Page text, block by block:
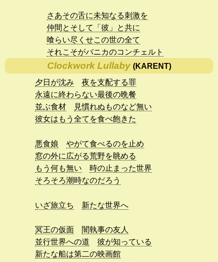
さあその舌に未知なる刺激を
仲間とそして「彼」と共に
喰らい尽くせこの世の全て
それこそがバニカのコンチェルト
Clockwork Lullaby (KARENT)
夕日が沈み
夜を支配する罪
永遠に終わらない最後の晩餐
並ぶ食材
見慣れぬものなど無い
彼女はもう全てを食べ飽きた
悪食娘
やがて食べるのを止め
窓の外に広がる荒野を眺める
もう何も無い
時の止まった世界
そろそろ潮時なのだろう
いざ旅立ち 新たな世界へ
冥王の仮面
闇執事の友人
並行世界への道
彼が知っている
新たな船は第二の映画館